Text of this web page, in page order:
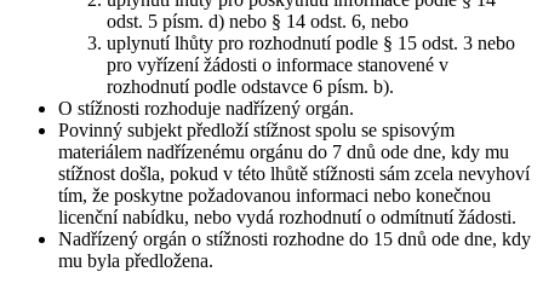
odst. 5 písm. d) nebo § 14 odst. 6, nebo
uplynutí lhůty pro rozhodnutí podle § 15 odst. 3 nebo
pro vyřízení žádosti o informace stanovené v
rozhodnutí podle odstavce 6 písm. b).
O stížnosti rozhoduje nadřízený orgán.
Povinný subjekt předloží stížnost spolu se spisovým
materiálem nadřízenému orgánu do 7 dnů ode dne, kdy mu
stížnost došla, pokud v této lhůtě stížnosti sám zcela nevyhoví
tím, že poskytne požadovanou informaci nebo konečnou
licenční nabídku, nebo vydá rozhodnutí o odmítnutí žádosti.
Nadřízený orgán o stížnosti rozhodne do 15 dnů ode dne, kdy
mu byla předložena.